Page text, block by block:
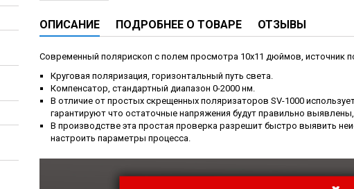
УЗИ аппараты
Электрокардиографы
Электрохирургические коагуляторы
Экстракторы
ОПИСАНИЕ ПОДРОБНЕЕ О ТОВАРЕ ОТЗЫВЫ
Современный полярископ с полем просмотра 10х11 дюймов, источник
Круговая поляризация, горизонтальный путь света.
Компенсатор, стандартный диапазон 0-2000 нм.
В отличие от простых скрещенных поляризаторов SV-1000
гарантируют что остаточные напряжения будут правильно
В производстве эта простая проверка разрешит быстро выявить
настроить параметры процесса.